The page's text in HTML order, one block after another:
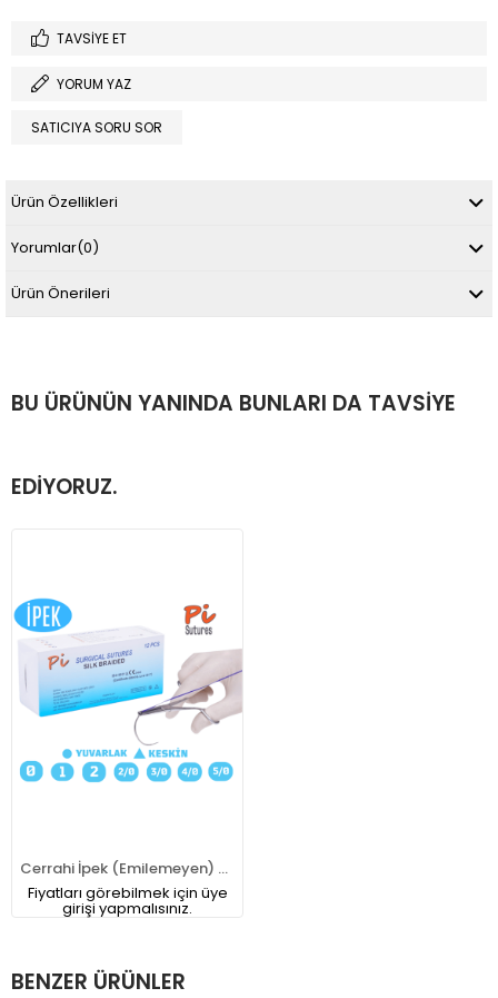
TAVSIYE ET
YORUM YAZ
SATICIYA SORU SOR
Ürün Özellikleri
Yorumlar(0)
Ürün Önerileri
BU ÜRÜNÜN YANINDA BUNLARI DA TAVSIYE
EDIYORUZ.
Cerrahi İpek (Emilemeyen) 75 CM İplik İğneli 12'li
Fiyatları görebilmek için üye
girişi yapmalısınız.
BENZER ÜRÜNLER